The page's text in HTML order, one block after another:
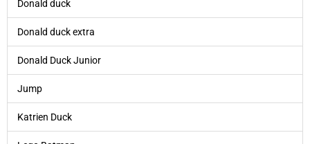
Donald duck
Donald duck extra
Donald Duck Junior
Jump
Katrien Duck